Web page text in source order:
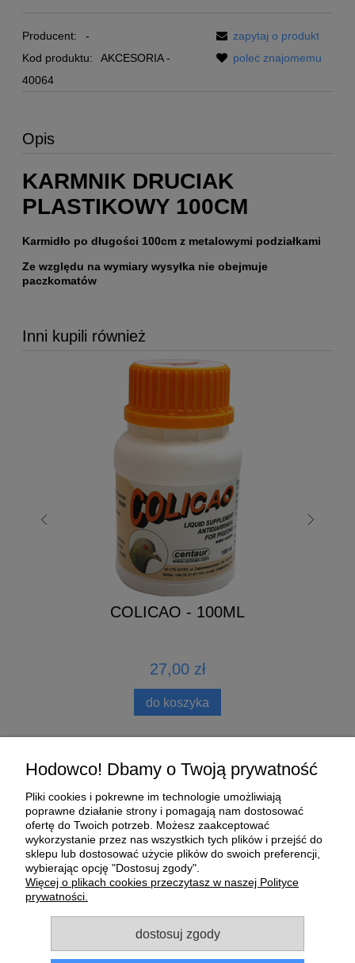
Producent:
-
Kod produktu:
AKCESORIA -
40064
zapytaj o produkt
poleć znajomemu
Opis
KARMNIK DRUCIAK
PLASTIKOWY 100CM
Karmidło po długości 100cm z metalowymi podziałkami
Ze względu na wymiary wysyłka nie obejmuje
paczkomatów
Inni kupili również
COLICAO - 100ML
27,00 zł
do koszyka
Moje konto
Płatności i dostawa
O nas
Informacje
Hodowco! Dbamy o Twoją prywatność
Pliki cookies i pokrewne im technologie umożliwiają
poprawne działanie strony i pomagają nam dostosować
ofertę do Twoich potrzeb. Możesz zaakceptować
wykorzystanie przez nas wszystkich tych plików i przejść do
sklepu lub dostosować użycie plików do swoich preferencji,
wybierając opcję "Dostosuj zgody".
Więcej o plikach cookies przeczytasz w naszej Polityce
prywatności.
dostosuj zgody